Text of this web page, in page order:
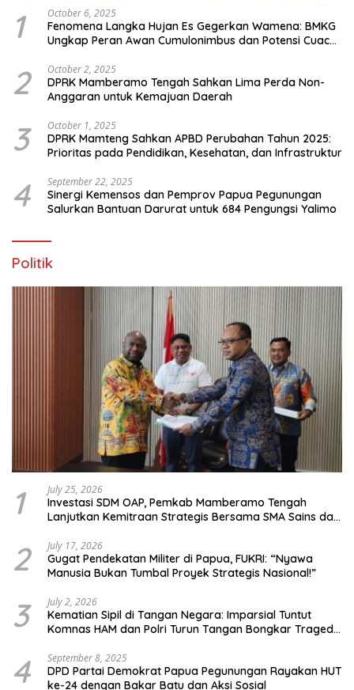
1 October 6, 2025
Fenomena Langka Hujan Es Gegerkan Wamena: BMKG
Ungkap Peran Awan Cumulonimbus dan Potensi Cuaca
2 October 2, 2025
DPRK Mamberamo Tengah Sahkan Lima Perda Non-
Anggaran untuk Kemajuan Daerah
3 October 1, 2025
DPRK Mamteng Sahkan APBD Perubahan Tahun 2025:
Prioritas pada Pendidikan, Kesehatan, dan Infrastruktur
4 September 22, 2025
Sinergi Kemensos dan Pemprov Papua Pegunungan
Salurkan Bantuan Darurat untuk 684 Pengungsi Yalimo
Politik
1 July 25, 2026
Investasi SDM OAP, Pemkab Mamberamo Tengah
Lanjutkan Kemitraan Strategis Bersama SMA Sains dan
2 July 17, 2026
Gugat Pendekatan Militer di Papua, FUKRI: “Nyawa
Manusia Bukan Tumbal Proyek Strategis Nasional!”
3 July 2, 2026
Kematian Sipil di Tangan Negara: Imparsial Tuntut
Komnas HAM dan Polri Turun Tangan Bongkar Tragedi
4 September 8, 2025
DPD Partai Demokrat Papua Pegunungan Rayakan HUT
ke-24 dengan Bakar Batu dan Aksi Sosial